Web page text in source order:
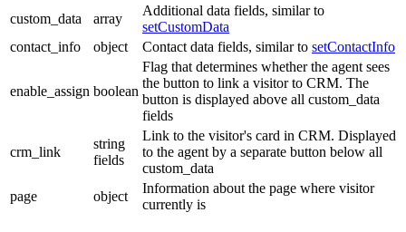
custom_data
array
Additional data fields, similar to
setCustomData
contact_info
object Contact data fields, similar to setContactInfo
enable_assign boolean
Flag that determines whether the agent sees
the button to link a visitor to CRM. The
button is displayed above all custom_data
fields
crm_link
string
fields
Link to the visitor's card in CRM. Displayed
to the agent by a separate button below all
custom_data
page
object
Information about the page where visitor
currently is